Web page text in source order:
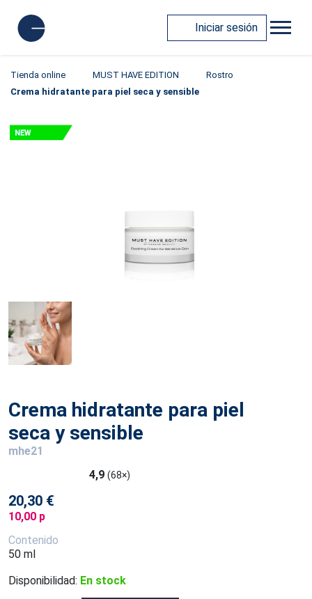
Iniciar sesión
Tienda online MUST HAVE EDITION
Rostro
Crema hidratante para piel seca y sensible
Crema hidratante para piel
seca y sensible
mhe21
4,9 (68×)
20,30 €
10,00 p
Contenido
50 ml
Disponibilidad: En stock